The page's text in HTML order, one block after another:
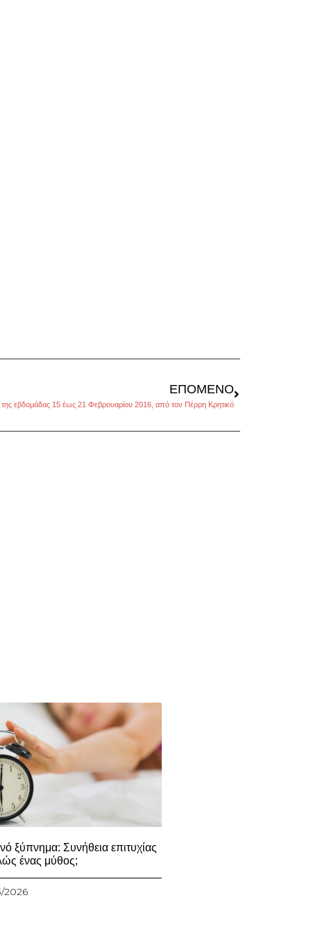
ΕΠΌΜΕΝΟ
εβδομάδας 15 έως 21 Φεβρουαρίου 2016, από τον Πέρρη Κρητικό
ξύπνημα: Συνήθεια επιτυχίας
ένας μύθος;
2026